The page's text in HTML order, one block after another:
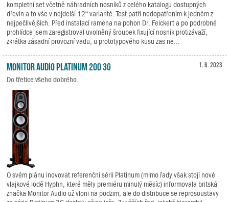
kompletní set včetně náhradních nosníků z celého katalogu dostupných
dřevin a to vše v nejdelší 12“ variantě. Test patří nedopatřením k jedněm z
nejpečlivějších. Před instalací ramena na pohon Dr. Feickert a po podrobné
prohlídce jsem zaregistroval uvolněný šroubek fixující nosník protizávaží,
zkrátka zásadní provozní vadu, u prototypového kusu zas ne...
1. 6. 2023
Monitor Audio Platinum 200 3G
Do třetice všeho dobrého.
O svém plánu inovovat referenční sérii Platinum (mimo řady však stojí nové
vlajkové lodě Hyphn, které měly premiéru minulý měsíc) informovala britská
značka Monitor Audio už vloni na podzim, ale do distribuce se reprosoustavy